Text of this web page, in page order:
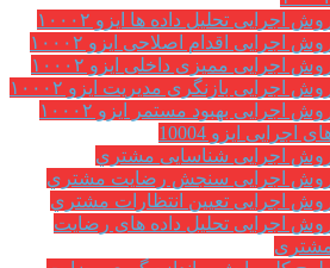
اجرایی تحلیل داده ها ایزو ۱۰۰۰۲
اجرایی اقدام اصلاحی ایزو ۱۰۰۰۲
اجرایی ممیزی داخلی ایزو ۱۰۰۰۲
اجرایی بازنگری مدیریت ایزو ۱۰۰۰۲
اجرایی بهبود مستمر ایزو ۱۰۰۰۲
ایزو 10004
اجرایی شناسایی مشتري
اجرایی سنجش رضایت مشتري
اجرایی تعیین انتظارات مشتري
اجرایی تحلیل داده های رضایت